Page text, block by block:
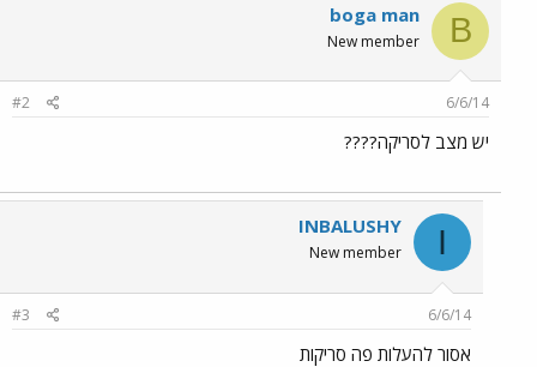
B
boga man
New member
6/6/14
#2
יש מצב לסריקה????
I
INBALUSHY
New member
6/6/14
#3
אסור להעלות פה סריקות